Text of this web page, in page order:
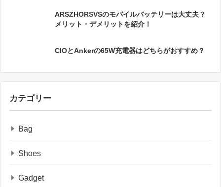
ARSZHORSVSのモバイルバッテリーは大丈夫？
メリット・デメリットを紹介！
CIOとAnkerの65W充電器はどちらがおすすめ？
カテゴリー
Bag
Shoes
Gadget